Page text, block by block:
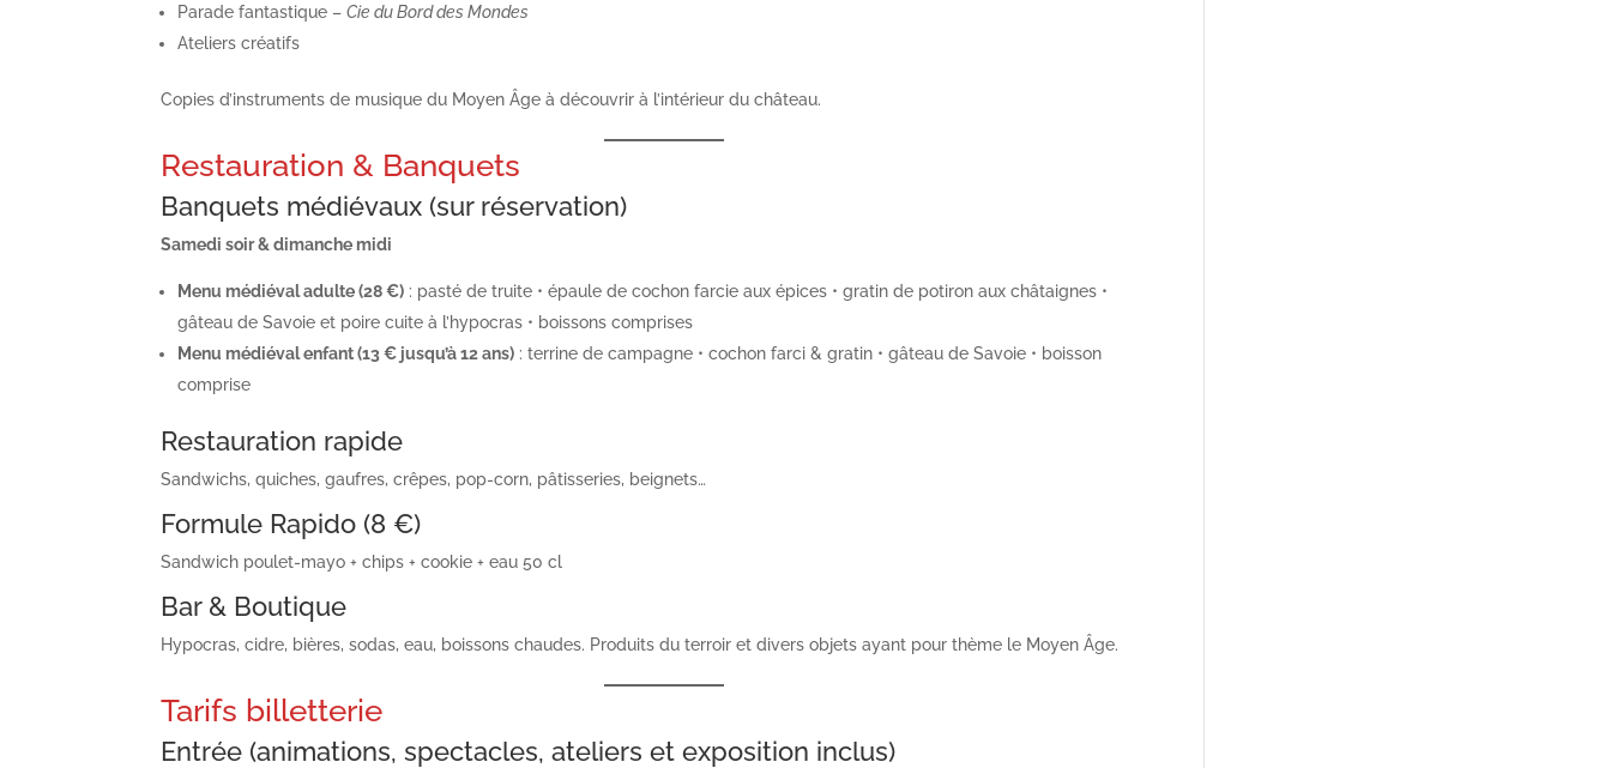
Parade fantastique –Cie du Bord des Mondes
Ateliers créatifs
Copies d’instruments de musique du Moyen Âge à découvrir à l’intérieur du château.
Restauration & Banquets
Banquets médiévaux (sur réservation)
Samedi soir & dimanche midi
Menu médiéval adulte (28 €) : pasté de truite • épaule de cochon farcie aux épices • gratin de potiron aux châtaignes •
gâteau de Savoie et poire cuite à l’hypocras • boissons comprises
Menu médiéval enfant (13 € jusqu’à 12 ans) : terrine de campagne • cochon farci & gratin • gâteau de Savoie • boisson
comprise
Restauration rapide
Sandwichs, quiches, gaufres, crêpes, pop-corn, pâtisseries, beignets…
Formule Rapido (8 €)
Sandwich poulet-mayo + chips + cookie + eau 50 cl
Bar & Boutique
Hypocras, cidre, bières, sodas, eau, boissons chaudes. Produits du terroir et divers objets ayant pour thème le Moyen Âge.
Tarifs billetterie
Entrée (animations, spectacles, ateliers et exposition inclus)